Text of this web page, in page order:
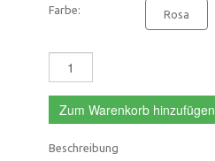
Farbe: Rosa
Zum Warenkorb hinzufügen
Beschreibung